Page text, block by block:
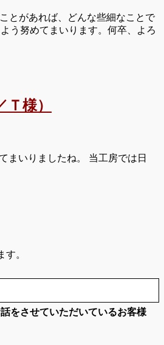
とがあれば、どんな些細なことで
う努めてまいります。何卒、よろ
様）
まいりましたね。 当工房では日
。
をさせていただいているお客様